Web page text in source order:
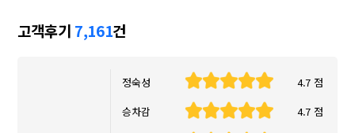
고객후기 7,161건
정숙성
4.7 점
승차감
4.7 점